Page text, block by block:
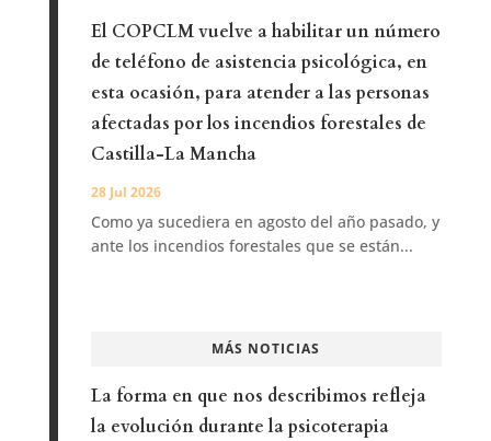
El COPCLM vuelve a habilitar un número
de teléfono de asistencia psicológica, en
esta ocasión, para atender a las personas
afectadas por los incendios forestales de
Castilla-La Mancha
28 Jul 2026
Como ya sucediera en agosto del año pasado, y
ante los incendios forestales que se están...
MÁS NOTICIAS
La forma en que nos describimos refleja
la evolución durante la psicoterapia